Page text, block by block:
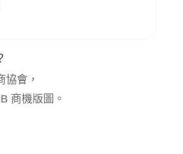
協會，
商機版圖。